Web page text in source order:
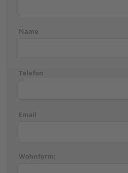
Name
Telefon
Email
Wohnform: